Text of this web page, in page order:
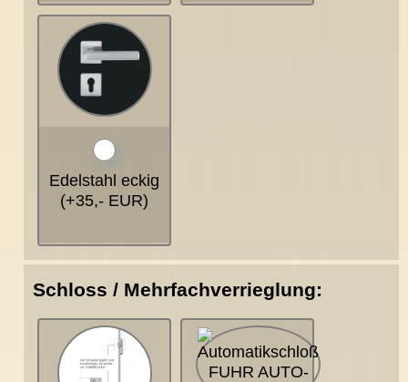
Edelstahl eckig
(+35,- EUR)
Schloss / Mehrfachverrieglung: